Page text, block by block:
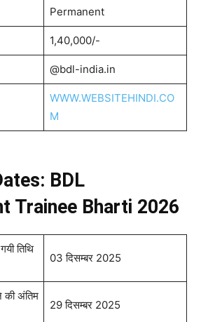
Permanent
1,40,000/-
@bdl-india.in
WWW.WEBSITEHINDI.CO
M
BDL
Trainee Bharti 2026
तिथि
03 दिसम्बर 2025
की अंतिम
29 दिसम्बर 2025